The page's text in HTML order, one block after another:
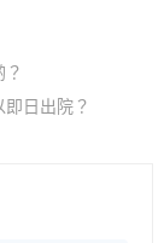
日出院？